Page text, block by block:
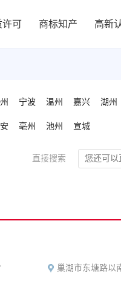
许可 商标知产 高新
宁波 温州 嘉兴 湖州
亳州 池州 宣城
直接搜索
巢湖市东塘路以